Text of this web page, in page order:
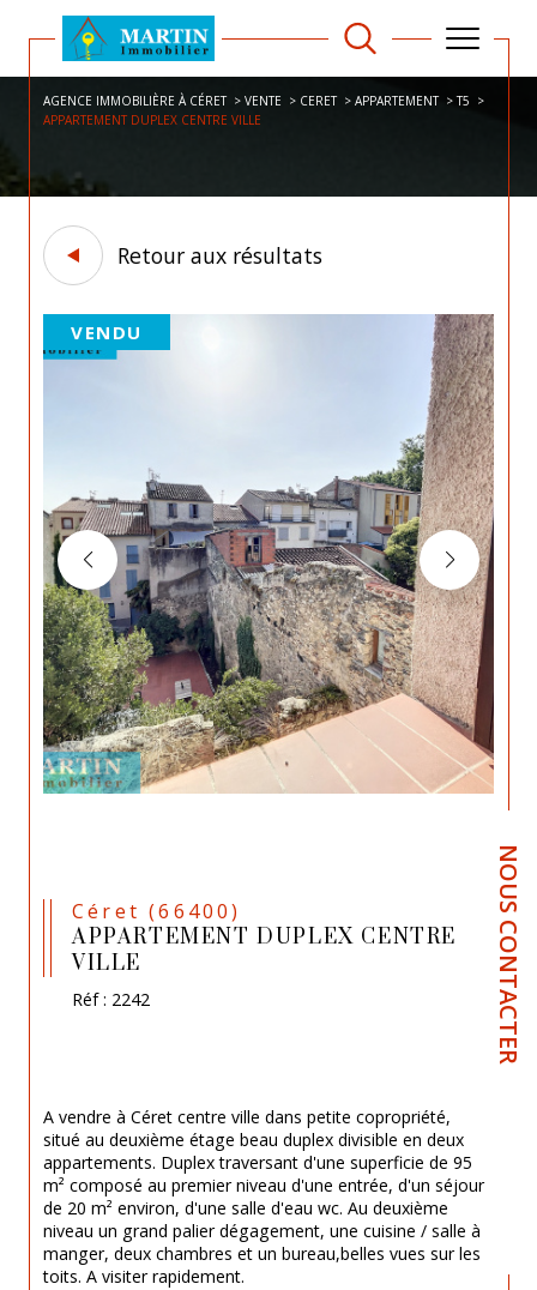
NOUS CONTACTER
AGENCE IMMOBILIÈRE À CÉRET VENTE CERET APPARTEMENT
T5
APPARTEMENT DUPLEX CENTRE VILLE
Retour aux résultats
VENDU
Céret (66400)
APPARTEMENT DUPLEX CENTRE
VILLE
Réf : 2242
A vendre à Céret centre ville dans petite copropriété,
situé au deuxième étage beau duplex divisible en deux
appartements. Duplex traversant d'une superficie de 95
m² composé au premier niveau d'une entrée, d'un séjour
de 20 m² environ, d'une salle d'eau wc. Au deuxième
niveau un grand palier dégagement, une cuisine / salle à
manger, deux chambres et un bureau,belles vues sur les
toits. A visiter rapidement.